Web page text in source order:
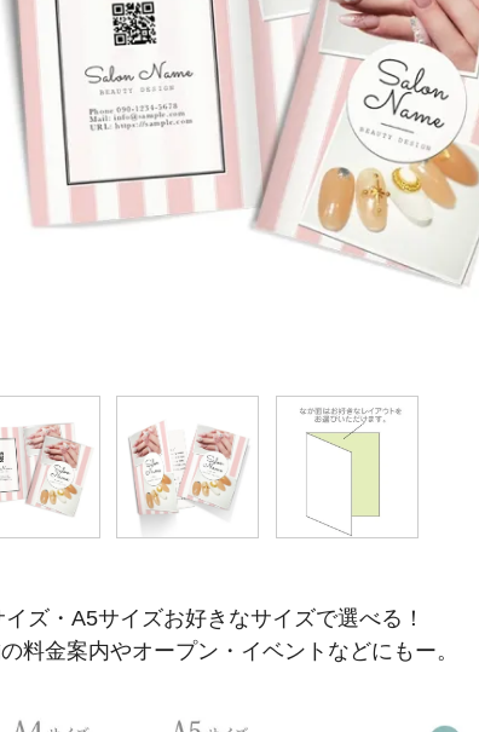
イズ・A5サイズお好きなサイズで選べる！
料金案内やオープン・イベントなどにもー。